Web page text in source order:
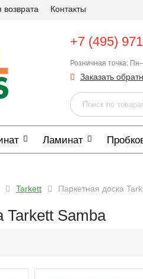
возврата Контакты
+7 (495)
Розничная точка:
Заказать
Ламинат
Tarkett Паркетная доска
Tarkett Samba